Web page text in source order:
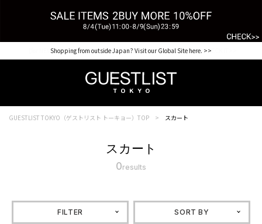
Shopping from outside Japan? Visit our Global Site here. >>
【for NEW MEMBER】新規会員様1000Point Present Campaign CHECK IT>>
GUESTLIST TOKYO（ゲストリスト トーキョー）TOP スカート
スカート
0results
FILTER SORT BY